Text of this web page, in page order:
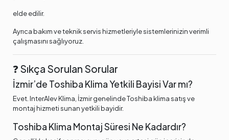
elde edilir.
Ayrıca bakım ve teknik servis hizmetleriyle sistemlerinizin verimli
çalışmasını sağlıyoruz.
❓ Sıkça Sorulan Sorular
İzmir’de Toshiba Klima Yetkili Bayisi Var mı?
Evet. InterAlev Klima, İzmir genelinde Toshiba klima satış ve
montaj hizmeti sunan yetkili bayidir.
Toshiba Klima Montaj Süresi Ne Kadardır?